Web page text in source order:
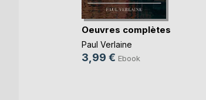
Oeuvres complètes
Paul Verlaine
3,99 € Ebook